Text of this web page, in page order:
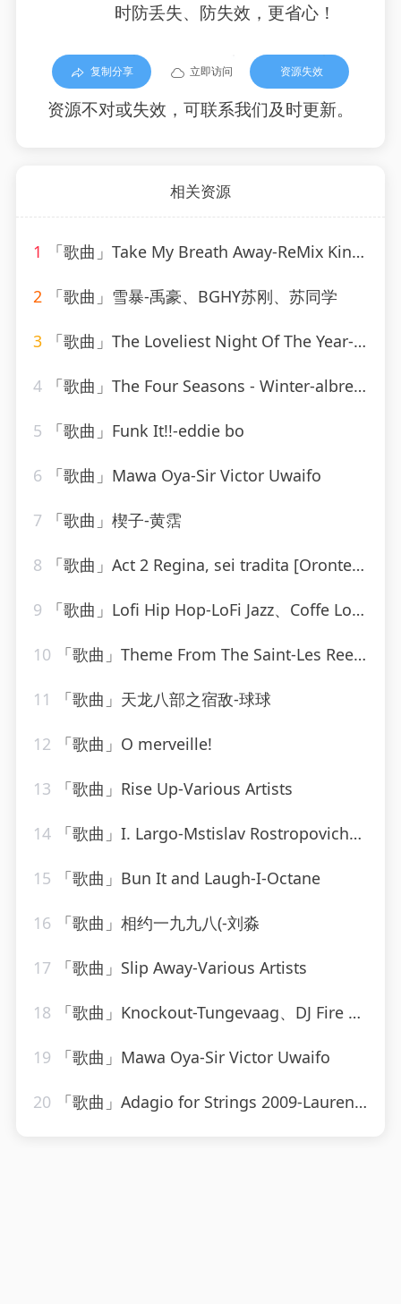
时防丢失、防失效，更省心！
复制分享 立即访问 资源失效
资源不对或失效，可联系我们及时更新。
相关资源
1 「歌曲」Take My Breath Away-ReMix Kings
2 「歌曲」雪暴-禹豪、BGHY苏刚、苏同学
3 「歌曲」The Loveliest Night Of The Year-Linda Scott
4 「歌曲」The Four Seasons - Winter-albrecht mayer、The King&#39;s Singers
5 「歌曲」Funk It!!-eddie bo
6 「歌曲」Mawa Oya-Sir Victor Uwaifo
7 「歌曲」楔子-黄霑
8 「歌曲」Act 2 Regina, sei tradita [Oronte, Alcina]-william christie
9 「歌曲」Lofi Hip Hop-LoFi Jazz、Coffe Lofi、Sleepy Lofi Vibes、Chill LoFi Cafe
10 「歌曲」Theme From The Saint-Les Reed Brass
11 「歌曲」天龙八部之宿敌-球球
12 「歌曲」O merveille!
13 「歌曲」Rise Up-Various Artists
14 「歌曲」I. Largo-Mstislav Rostropovich、Boston Symphony Orchestra、小澤征爾
15 「歌曲」Bun It and Laugh-I-Octane
16 「歌曲」相约一九九八(-刘淼
17 「歌曲」Slip Away-Various Artists
18 「歌曲」Knockout-Tungevaag、DJ Fire House
19 「歌曲」Mawa Oya-Sir Victor Uwaifo
20 「歌曲」Adagio for Strings 2009-Laurent Wolf